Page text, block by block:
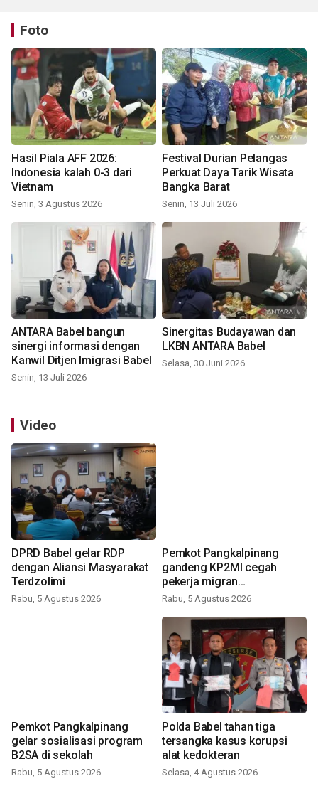
Foto
Hasil Piala AFF 2026:
Indonesia kalah 0-3 dari
Vietnam
Senin, 3 Agustus 2026
Festival Durian Pelangas
Perkuat Daya Tarik Wisata
Bangka Barat
Senin, 13 Juli 2026
ANTARA Babel bangun
sinergi informasi dengan
Kanwil Ditjen Imigrasi Babel
Senin, 13 Juli 2026
Sinergitas Budayawan dan
LKBN ANTARA Babel
Selasa, 30 Juni 2026
Video
DPRD Babel gelar RDP
dengan Aliansi Masyarakat
Terdzolimi
Rabu, 5 Agustus 2026
Pemkot Pangkalpinang
gandeng KP2MI cegah
pekerja migran
nonprosedural
Rabu, 5 Agustus 2026
Pemkot Pangkalpinang
gelar sosialisasi program
B2SA di sekolah
Rabu, 5 Agustus 2026
Polda Babel tahan tiga
tersangka kasus korupsi
alat kedokteran
Selasa, 4 Agustus 2026